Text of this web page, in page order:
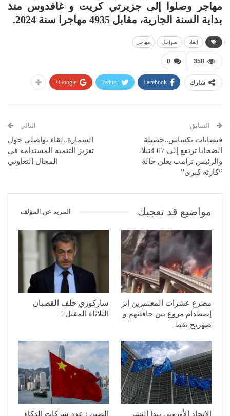
مهاجر وصلوا إلى جزيرتي كريت و غافدوس منذ
بداية السنة الجارية، مقابل 4935 مهاجرا سنة 2024.
إنقاذ سواحل مهاجر
0 358
شارك Facebook
Twitter
Google+
السابق
فيضانات تكساس..حصيلة
الضحايا ترتفع إلى 67 قتيلا،
والرئيس ترامب يعلن حالة
“كارثة كبرى”
التالي
السمارة..لقاء تواصلي حول
تعزيز التنمية المستدامة في
المجال التعاوني
مواضيع قد تعجبك المزيد عن المؤلف
مصرع عشرات المعتمرين إثر
إصطدام مروع بين حافلتهم و
صهريج نفط
ساركوزي خلف القضبان
الثلاثاء المقبل !
الإتحاد الأوروبي يبدأ النشر الصين : عدد شركات الذكاء